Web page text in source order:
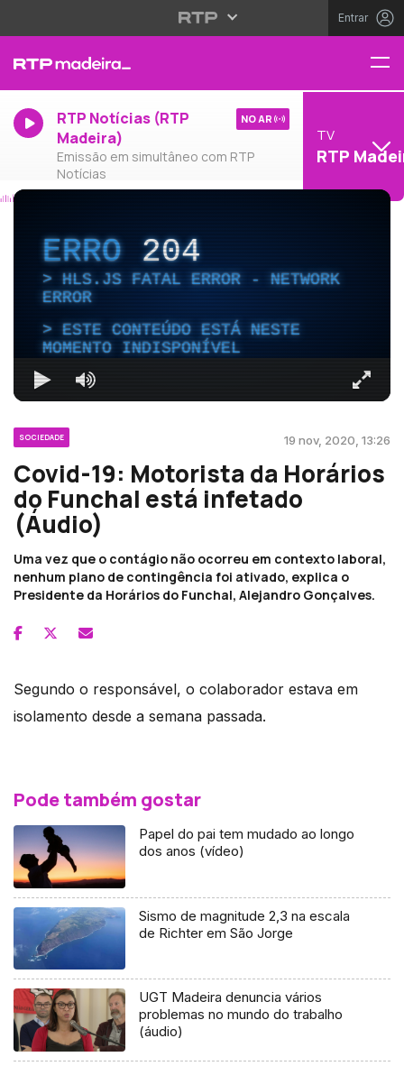
Entrar
RTP Notícias (RTP
Madeira)
Emissão em simultâneo com RTP
Notícias
NO AR
TV
RTP
ERRO204
HLS.JS FATAL ERROR - NETWORK
ERROR
ESTE CONTEÚDO ESTÁ NESTE
MOMENTO INDISPONÍVEL
SOCIEDADE 19 nov, 2020, 13:26
Covid-19: Motorista da Horários
do Funchal está infetado
(Áudio)
Uma vez que o contágio não ocorreu em contexto laboral,
nenhum plano de contingência foi ativado, explica o
Presidente da Horários do Funchal, Alejandro Gonçalves.
Segundo o responsável, o colaborador estava em
isolamento desde a semana passada.
Pode também gostar
Papel do pai tem mudado ao longo
dos anos (vídeo)
Sismo de magnitude 2,3 na escala
de Richter em São Jorge
UGT Madeira denuncia vários
problemas no mundo do trabalho
(áudio)